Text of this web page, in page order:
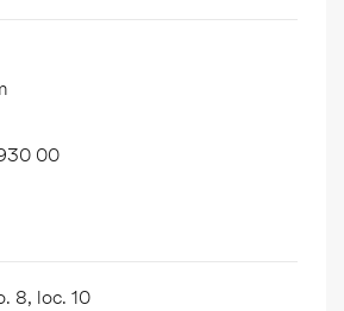
00
8, loc. 10